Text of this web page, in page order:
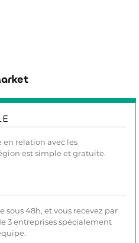
en relation avec les
est simple et gratuite.
sous 48h, et vous recevez par
3 entreprises spécialement